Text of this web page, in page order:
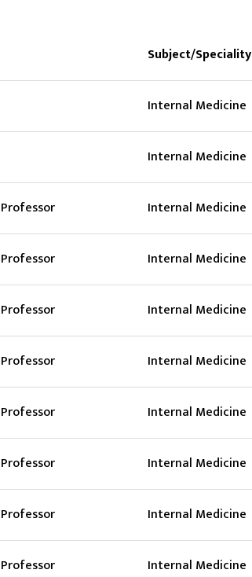
Subject/Speciality
Internal Medicine
Internal Medicine
Internal Medicine
Internal Medicine
Internal Medicine
Internal Medicine
Internal Medicine
Internal Medicine
Internal Medicine
Internal Medicine